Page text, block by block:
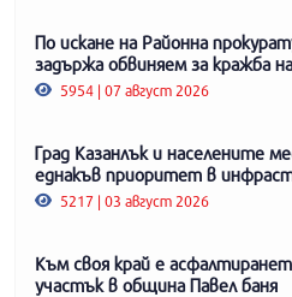
По искане на Районна
задържа обвиняем за кражба
5954 | 07 август 2026
Град Казанлък и населените
еднакъв приоритет в
5217 | 03 август 2026
Към своя край е
участък в община Павел баня